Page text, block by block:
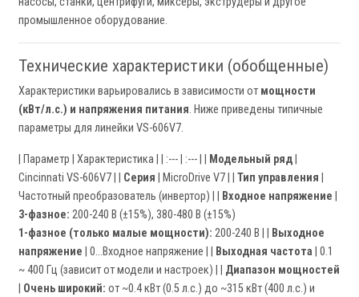
промышленное оборудование.
Технические характеристики (обобщенные)
Характеристики варьировались в зависимости от мощности
(кВт/л.с.) и напряжения питания. Ниже приведены типичные
параметры для линейки VS-606V7.
| Параметр | Характеристика | | :--- | :--- | | Модельный ряд
Cincinnati VS-606V7 | | Серия | MicroDrive V7 | | Тип управления
Частотный преобразователь (инвертор) | |
Входное напряжение
3-фазное: 200-240 В (±15%), 380-480 В (±15%)
1-фазное (только малые мощности): 200-240 В | |
Выходное
напряжение | 0...Входное напряжение | | Выходная частота | 0.1
~ 400 Гц (зависит от модели и настроек) | | Диапазон мощностей
Очень широкий: от ~0.4 кВт (0.5 л.с.) до ~315 кВт (400 л.с.) и